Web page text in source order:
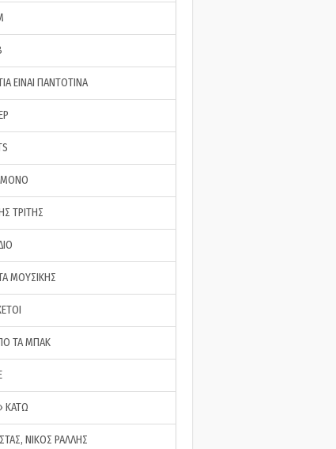
ΕΙΝΑΙ ΠΑΝΤΟΤΙΝΑ
ΜΟΝΟ
ΤΡΙΤΗΣ
ΜΟΥΣΙΚΗΣ
ΤΑ ΜΠΑΚ
ΚΑΤΩ
ΝΙΚΟΣ ΡΑΛΛΗΣ